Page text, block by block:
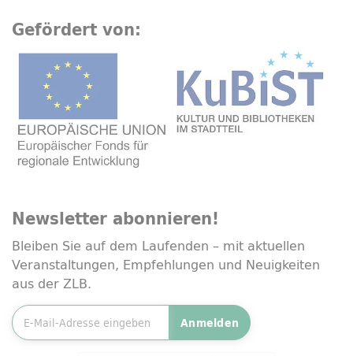
Gefördert von:
Newsletter abonnieren!
Bleiben Sie auf dem Laufenden – mit aktuellen
Veranstaltungen, Empfehlungen und Neuigkeiten
aus der ZLB.
Anmelden
Friendly Captcha